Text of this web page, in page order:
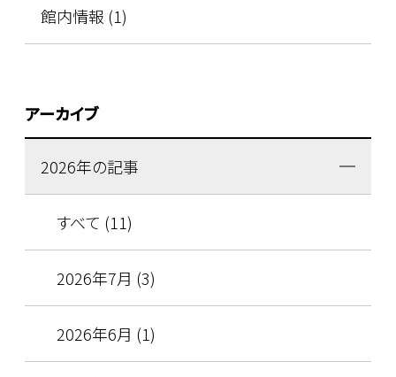
館内情報 (1)
アーカイブ
2026年の記事
すべて (11)
2026年7月 (3)
2026年6月 (1)